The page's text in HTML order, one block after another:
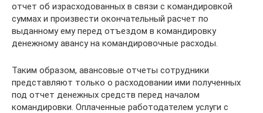
отчет об израсходованных в связи с командировкой
суммах и произвести окончательный расчет по
выданному ему перед отъездом в командировку
денежному авансу на командировочные расходы.
Таким образом, авансовые отчеты сотрудники
представляют только о расходовании ими полученных
под отчет денежных средств перед началом
командировки. Оплаченные работодателем услуги с